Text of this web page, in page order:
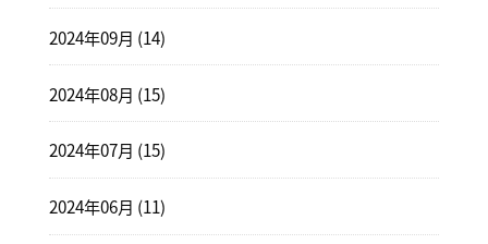
2024年09月 (14)
2024年08月 (15)
2024年07月 (15)
2024年06月 (11)